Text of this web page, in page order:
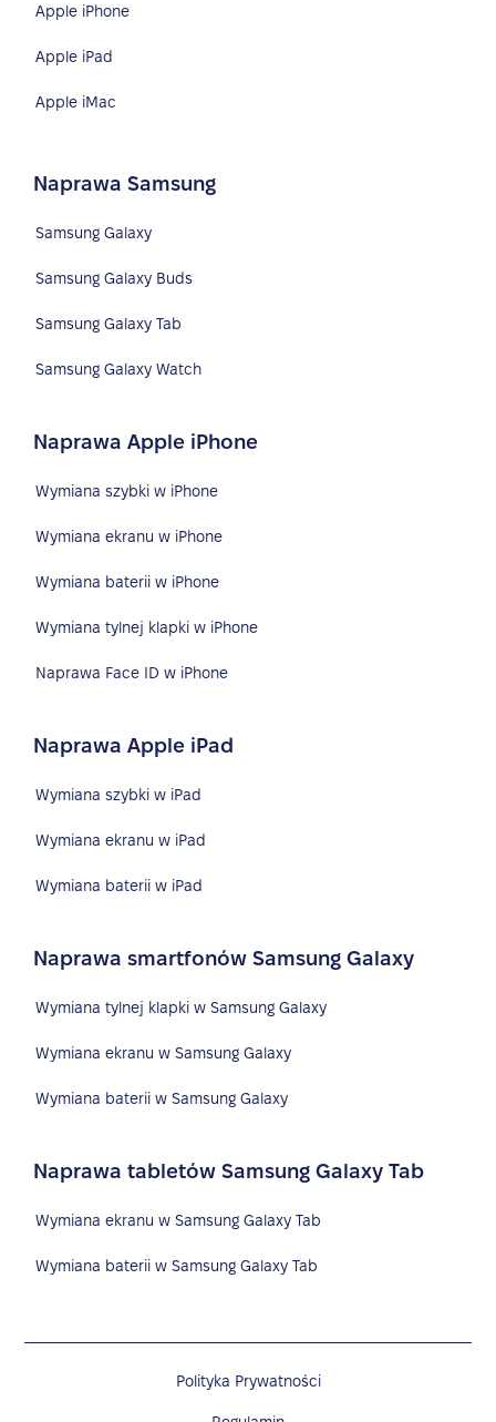
Apple iPhone
Apple iPad
Apple iMac
Naprawa Samsung
Samsung Galaxy
Samsung Galaxy Buds
Samsung Galaxy Tab
Samsung Galaxy Watch
Naprawa Apple iPhone
Wymiana szybki w iPhone
Wymiana ekranu w iPhone
Wymiana baterii w iPhone
Wymiana tylnej klapki w iPhone
Naprawa Face ID w iPhone
Naprawa Apple iPad
Wymiana szybki w iPad
Wymiana ekranu w iPad
Wymiana baterii w iPad
Naprawa smartfonów Samsung Galaxy
Wymiana tylnej klapki w Samsung Galaxy
Wymiana ekranu w Samsung Galaxy
Wymiana baterii w Samsung Galaxy
Naprawa tabletów Samsung Galaxy Tab
Wymiana ekranu w Samsung Galaxy Tab
Wymiana baterii w Samsung Galaxy Tab
Polityka Prywatności